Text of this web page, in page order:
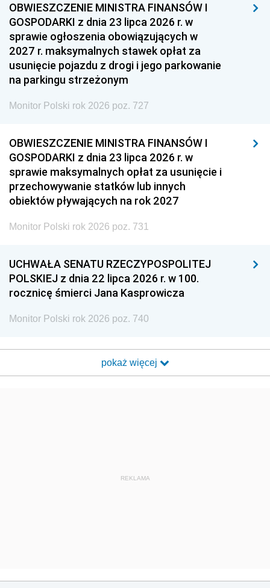
OBWIESZCZENIE MINISTRA FINANSÓW I
GOSPODARKI z dnia 23 lipca 2026 r. w
sprawie ogłoszenia obowiązujących w
2027 r. maksymalnych stawek opłat za
usunięcie pojazdu z drogi i jego parkowanie
na parkingu strzeżonym
Monitor Polski rok 2026 poz. 727
OBWIESZCZENIE MINISTRA FINANSÓW I
GOSPODARKI z dnia 23 lipca 2026 r. w
sprawie maksymalnych opłat za usunięcie i
przechowywanie statków lub innych
obiektów pływających na rok 2027
Monitor Polski rok 2026 poz. 731
UCHWAŁA SENATU RZECZYPOSPOLITEJ
POLSKIEJ z dnia 22 lipca 2026 r. w 100.
rocznicę śmierci Jana Kasprowicza
Monitor Polski rok 2026 poz. 740
pokaż więcej
REKLAMA